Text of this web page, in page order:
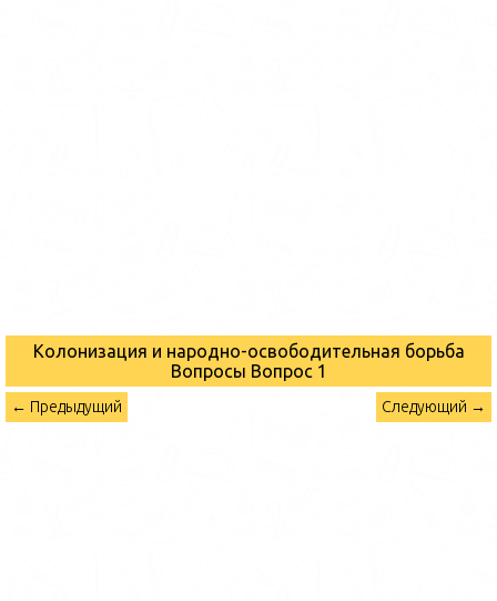
Колонизация и народно-освободительная борьба
Вопросы Вопрос 1
← Предыдущий Следующий →